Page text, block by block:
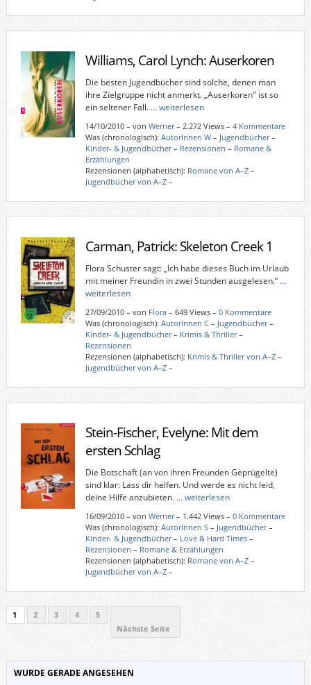
Williams, Carol Lynch: Auserkoren
Die besten Jugendbücher sind solche, denen man
ihre Zielgruppe nicht anmerkt. „Auserkoren" ist so
ein seltener Fall. … weiterlesen
14/10/2010– von Werner– 2.272 Views – 4 Kommentare
Was (chronologisch): AutorInnen W– Jugendbücher–
Kinder- & Jugendbücher– Rezensionen – Romane &
Erzählungen
Rezensionen (alphabetisch): Romane von A–Z–
Jugendbücher von A–Z–
Carman, Patrick: Skeleton Creek 1
Flora Schuster sagt: „Ich habe dieses Buch im Urlaub
mit meiner Freundin in zwei Stunden ausgelesen.“ …
weiterlesen
27/09/2010– von Flora– 649 Views – 0 Kommentare
Was (chronologisch): AutorInnen C– Jugendbücher–
Kinder- & Jugendbücher– Krimis & Thriller–
Rezensionen
Rezensionen (alphabetisch): Krimis & Thriller von A–Z–
Jugendbücher von A–Z–
Stein-Fischer, Evelyne: Mit dem
ersten Schlag
Die Botschaft (an von ihren Freunden Geprügelte)
sind klar: Lass dir helfen. Und werde es nicht leid,
deine Hilfe anzubieten. … weiterlesen
16/09/2010– von Werner– 1.442 Views – 0 Kommentare
Was (chronologisch): AutorInnen S– Jugendbücher–
Kinder- & Jugendbücher– Love & Hard Times–
Rezensionen – Romane & Erzählungen
Rezensionen (alphabetisch): Romane von A–Z–
Jugendbücher von A–Z–
1 2 3 4
5
Nächste Seite
WURDE GERADE ANGESEHEN